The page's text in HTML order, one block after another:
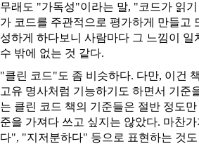
무래도
가독성 이라는 말, 코드가 읽
가 코드를 주관적으로 평가하게 만들고
성하게 하다보니 사람마다 그 느낌이 일
수 밖에 없는 것 같다.
클린 코드
도 좀 비슷하다. 다만, 이건
고유 명사처럼 기능하기도 하면서 기준
는 클린 코드 책의 기준들은 절반 정도만
준을 가져다 쓰고 싶지는 않았다. 마찬
다", "지저분하다" 등으로 표현하는 것도